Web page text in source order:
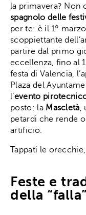
la primavera? Non
spagnolo delle
per te: è il 1º
scoppiettante
partire dal primo
eccellenza, fino al
festa di Valencia,
Plaza del
l’evento
posto: la Mascletà,
petardi che rende
artificio.
Tappati le
Feste e
della “falla”